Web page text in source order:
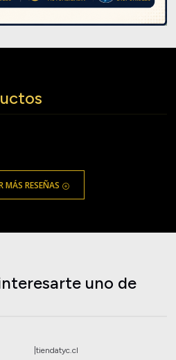
MÁS RESEÑAS
uno de
tiendatyc.cl